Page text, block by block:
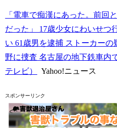
「電車で痴漢にあった。前回
だった」 17歳少女にわいせつ
い 61歳男を逮捕 ストーカーの
野に捜査 名古屋の地下鉄車内
テレビ）
Yahoo!ニュース
スポンサーリンク